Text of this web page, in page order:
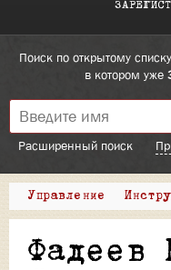
Поиск по открытому
в котором уже
Расширенный поиск
Управление
Фадеев